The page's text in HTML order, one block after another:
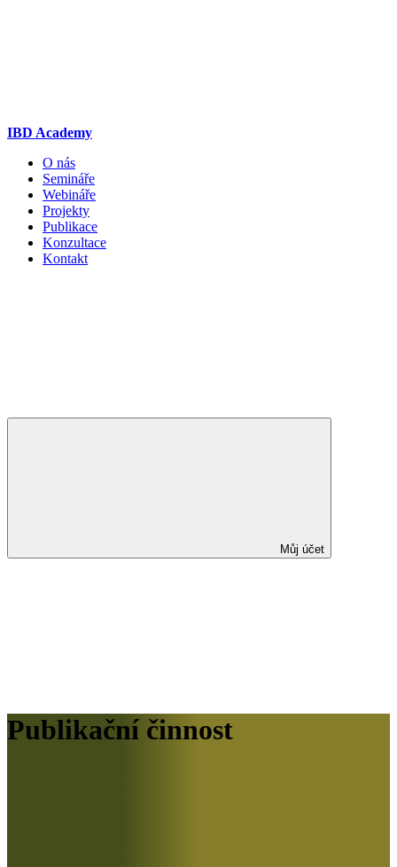
IBD Academy
O nás
Semináře
Webináře
Projekty
Publikace
Konzultace
Kontakt
Můj účet
Publikační činnost